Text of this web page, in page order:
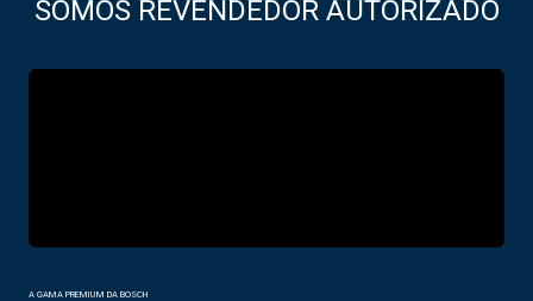
SOMOS REVENDEDOR AUTORIZADO
A GAMA PREMIUM DA BOSCH